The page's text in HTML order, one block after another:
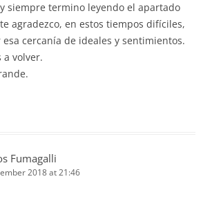
siempre termino leyendo el apartado
agradezco, en estos tiempos difíciles,
cercanía de ideales y sentimientos.
a volver.
Fumagalli
2018 at 21:46